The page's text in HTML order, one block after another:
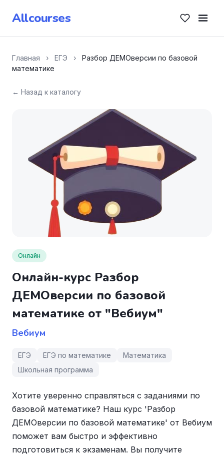
Allcourses
Главная › ЕГЭ ›
Разбор ДЕМОверсии по базовой
математике
← Назад к каталогу
Онлайн
Онлайн-курс Разбор
ДЕМОверсии по базовой
математике от "Вебиум"
Вебиум
ЕГЭ ЕГЭ по математике
Математика
Школьная программа
Хотите уверенно справляться с заданиями по
базовой математике? Наш курс 'Разбор
ДЕМОверсии по базовой математике' от Вебиум
поможет вам быстро и эффективно
подготовиться к экзаменам. Вы получите